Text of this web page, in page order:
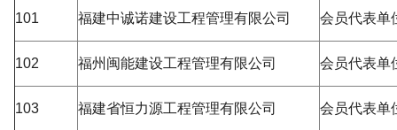
101 福建中诚诺建设工程管理有限公司 会员代表单
102 福州闽能建设工程管理有限公司 会员代表单
103 福建省恒力源工程管理有限公司 会员代表单